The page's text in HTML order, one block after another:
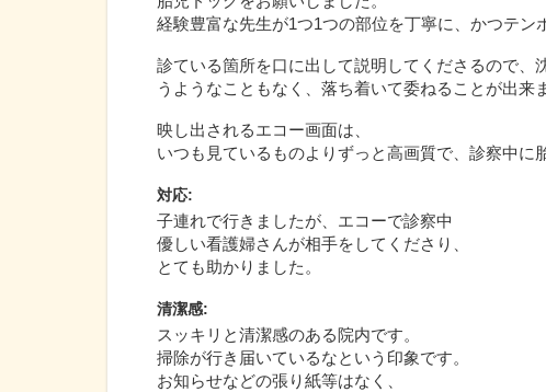
経験豊富な先生が1つ1つの部位を丁寧に、かつテン
診ている箇所を口に出して説明してくださるので
うようなこともなく、落ち着いて委ねることが出来
映し出されるエコー画面は、
いつも見ているものよりずっと高画質で、診察中に
対応:
子連れで行きましたが、エコーで診察中
優しい看護婦さんが相手をしてくださり、
とても助かりました。
清潔感:
スッキリと清潔感のある院内です。
掃除が行き届いているなという印象です。
お知らせなどの張り紙等はなく、